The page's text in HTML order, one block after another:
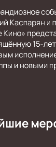
Каспарян и
15-
и новыми